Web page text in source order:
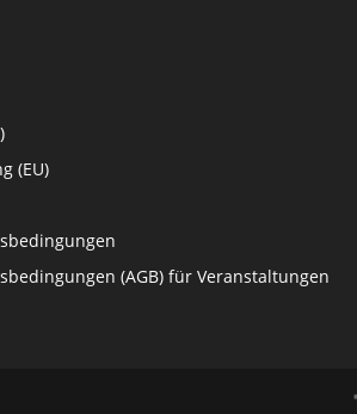
(EU)
(AGB) für Veranstaltungen